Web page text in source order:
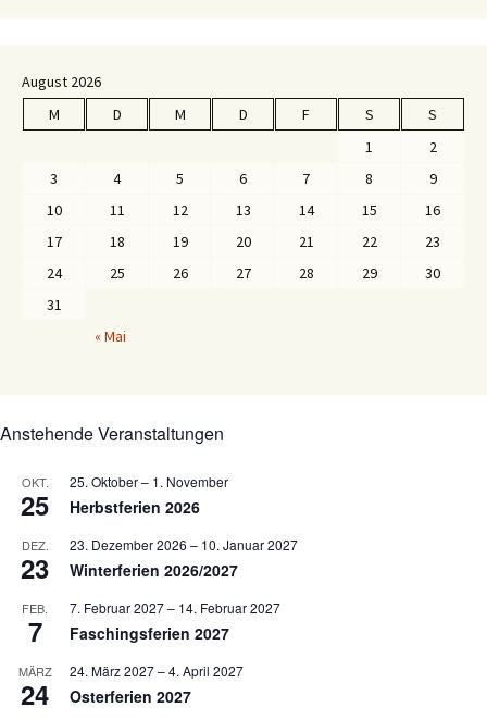
August 2026
M
D M D F S
S
1
2
3
4 5 6 7 8
9
10
11 12 13 14 15
16
17
18 19 20 21 22
23
24
25 26 27 28 29
30
31
« Mai
Anstehende Veranstaltungen
OKT.
25
25. Oktober– 1. November
Herbstferien 2026
DEZ.
23
23. Dezember 2026 – 10. Januar 2027
Winterferien 2026/2027
FEB.
7
7. Februar 2027– 14. Februar 2027
Faschingsferien 2027
MÄRZ
24
24. März 2027–4. April 2027
Osterferien 2027